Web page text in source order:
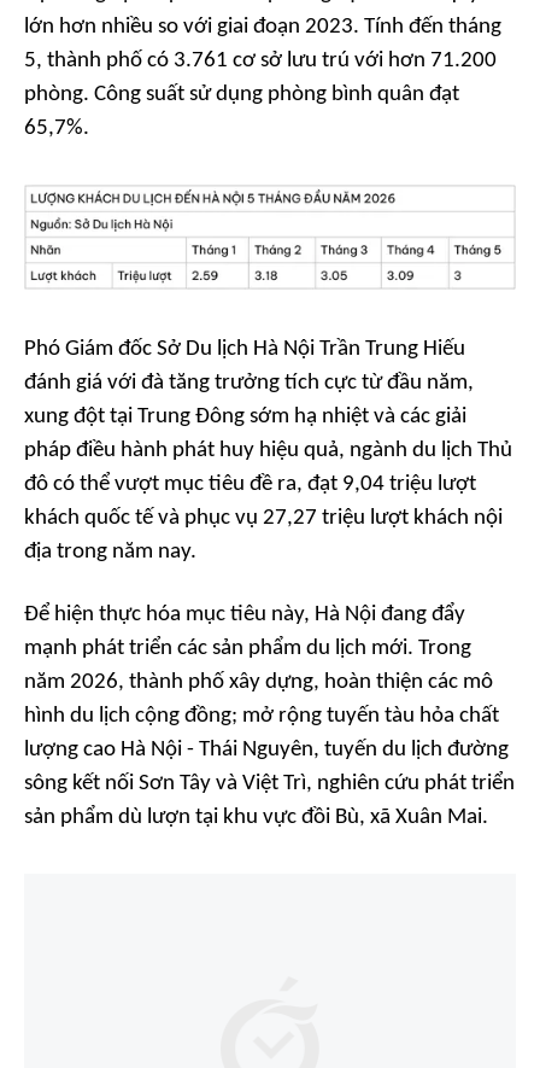
lớn hơn nhiều so với giai đoạn 2023. Tính đến tháng
5, thành phố có 3.761 cơ sở lưu trú với hơn 71.200
phòng. Công suất sử dụng phòng bình quân đạt
65,7%.
Phó Giám đốc Sở Du lịch Hà Nội Trần Trung Hiếu
đánh giá với đà tăng trưởng tích cực từ đầu năm,
xung đột tại Trung Đông sớm hạ nhiệt và các giải
pháp điều hành phát huy hiệu quả, ngành du lịch Thủ
đô có thể vượt mục tiêu đề ra, đạt 9,04 triệu lượt
khách quốc tế và phục vụ 27,27 triệu lượt khách nội
địa trong năm nay.
Để hiện thực hóa mục tiêu này, Hà Nội đang đẩy
mạnh phát triển các sản phẩm du lịch mới. Trong
năm 2026, thành phố xây dựng, hoàn thiện các mô
hình du lịch cộng đồng; mở rộng tuyến tàu hỏa chất
lượng cao Hà Nội - Thái Nguyên, tuyến du lịch đường
sông kết nối Sơn Tây và Việt Trì, nghiên cứu phát triển
sản phẩm dù lượn tại khu vực đồi Bù, xã Xuân Mai.